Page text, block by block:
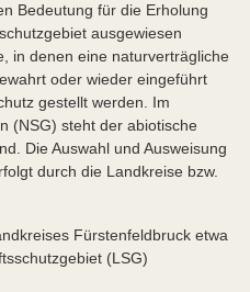
Bedeutung für die Erholung
ausgewiesen
in denen eine naturverträgliche
oder wieder eingeführt
gestellt werden. Im
(NSG) steht der abiotische
Die Auswahl und Ausweisung
durch die Landkreise bzw.
Fürstenfeldbruck etwa
(LSG)